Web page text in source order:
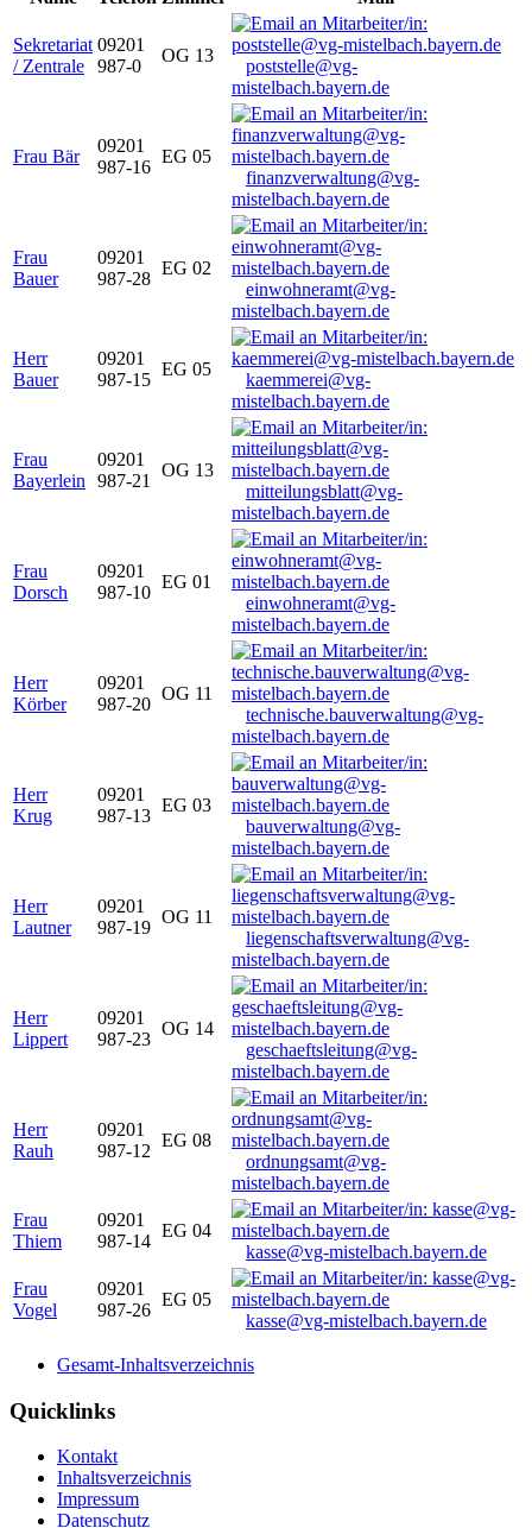
Sekretariat
/ Zentrale
09201
987-0
OG 13
poststelle@vg-
mistelbach.bayern.de
Frau Bär
09201
987-16
EG 05
finanzverwaltung@vg-
mistelbach.bayern.de
Frau
Bauer
09201
987-28
EG 02
einwohneramt@vg-
mistelbach.bayern.de
Herr
Bauer
09201
987-15
EG 05
kaemmerei@vg-
mistelbach.bayern.de
Frau
Bayerlein
09201
987-21
OG 13
mitteilungsblatt@vg-
mistelbach.bayern.de
Frau
Dorsch
09201
987-10
EG 01
einwohneramt@vg-
mistelbach.bayern.de
Herr
Körber
09201
987-20
OG 11
technische.bauverwaltung@vg-
mistelbach.bayern.de
Herr
Krug
09201
987-13
EG 03
bauverwaltung@vg-
mistelbach.bayern.de
Herr
Lautner
09201
987-19
OG 11
liegenschaftsverwaltung@vg-
mistelbach.bayern.de
Herr
Lippert
09201
987-23
OG 14
geschaeftsleitung@vg-
mistelbach.bayern.de
Herr
Rauh
09201
987-12
EG 08
ordnungsamt@vg-
mistelbach.bayern.de
Frau
Thiem
09201
987-14
EG 04
kasse@vg-mistelbach.bayern.de
Frau
Vogel
09201
987-26
EG 05
kasse@vg-mistelbach.bayern.de
Gesamt-Inhaltsverzeichnis
Quicklinks
Kontakt
Inhaltsverzeichnis
Impressum
Datenschutz